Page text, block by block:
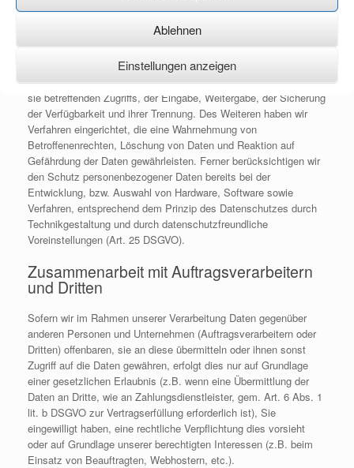
Ablehnen
Einstellungen anzeigen
geeignete technische und organisatorische Maßnahmen, um ein
dem Risiko angemessenes Schutzniveau zu gewährleisten.
Zu den Maßnahmen gehören insbesondere die Sicherung der
Vertraulichkeit, Integrität und Verfügbarkeit von Daten durch
Kontrolle des physischen Zugangs zu den Daten, als auch des
sie betreffenden Zugriffs, der Eingabe, Weitergabe, der Sicherung
der Verfügbarkeit und ihrer Trennung. Des Weiteren haben wir
Verfahren eingerichtet, die eine Wahrnehmung von
Betroffenenrechten, Löschung von Daten und Reaktion auf
Gefährdung der Daten gewährleisten. Ferner berücksichtigen wir
den Schutz personenbezogener Daten bereits bei der
Entwicklung, bzw. Auswahl von Hardware, Software sowie
Verfahren, entsprechend dem Prinzip des Datenschutzes durch
Technikgestaltung und durch datenschutzfreundliche
Voreinstellungen (Art. 25 DSGVO).
Zusammenarbeit mit Auftragsverarbeitern
und Dritten
Sofern wir im Rahmen unserer Verarbeitung Daten gegenüber
anderen Personen und Unternehmen (Auftragsverarbeitern oder
Dritten) offenbaren, sie an diese übermitteln oder ihnen sonst
Zugriff auf die Daten gewähren, erfolgt dies nur auf Grundlage
einer gesetzlichen Erlaubnis (z.B. wenn eine Übermittlung der
Daten an Dritte, wie an Zahlungsdienstleister, gem. Art. 6 Abs. 1
lit. b DSGVO zur Vertragserfüllung erforderlich ist), Sie
eingewilligt haben, eine rechtliche Verpflichtung dies vorsieht
oder auf Grundlage unserer berechtigten Interessen (z.B. beim
Einsatz von Beauftragten, Webhostern, etc.).